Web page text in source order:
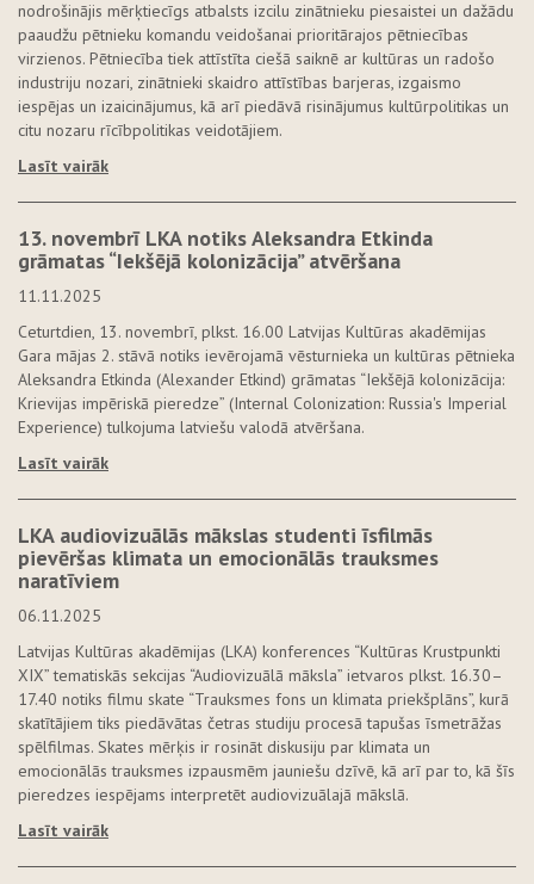
nodrošinājis mērķtiecīgs atbalsts izcilu zinātnieku piesaistei un dažādu
paaudžu pētnieku komandu veidošanai prioritārajos pētniecības
virzienos. Pētniecība tiek attīstīta ciešā saiknē ar kultūras un radošo
industriju nozari, zinātnieki skaidro attīstības barjeras, izgaismo
iespējas un izaicinājumus, kā arī piedāvā risinājumus kultūrpolitikas un
citu nozaru rīcībpolitikas veidotājiem.
Lasīt vairāk
13. novembrī LKA notiks Aleksandra Etkinda
grāmatas “Iekšējā kolonizācija” atvēršana
11.11.2025
Ceturtdien, 13. novembrī, plkst. 16.00 Latvijas Kultūras akadēmijas
Gara mājas 2. stāvā notiks ievērojamā vēsturnieka un kultūras pētnieka
Aleksandra Etkinda (Alexander Etkind) grāmatas “Iekšējā kolonizācija:
Krievijas impēriskā pieredze” (Internal Colonization: Russia's Imperial
Experience) tulkojuma latviešu valodā atvēršana.
Lasīt vairāk
LKA audiovizuālās mākslas studenti īsfilmās
pievēršas klimata un emocionālās trauksmes
naratīviem
06.11.2025
Latvijas Kultūras akadēmijas (LKA) konferences “Kultūras Krustpunkti
XIX” tematiskās sekcijas “Audiovizuālā māksla” ietvaros plkst. 16.30–
17.40 notiks filmu skate “Trauksmes fons un klimata priekšplāns”, kurā
skatītājiem tiks piedāvātas četras studiju procesā tapušas īsmetrāžas
spēlfilmas. Skates mērķis ir rosināt diskusiju par klimata un
emocionālās trauksmes izpausmēm jauniešu dzīvē, kā arī par to, kā šīs
pieredzes iespējams interpretēt audiovizuālajā mākslā.
Lasīt vairāk